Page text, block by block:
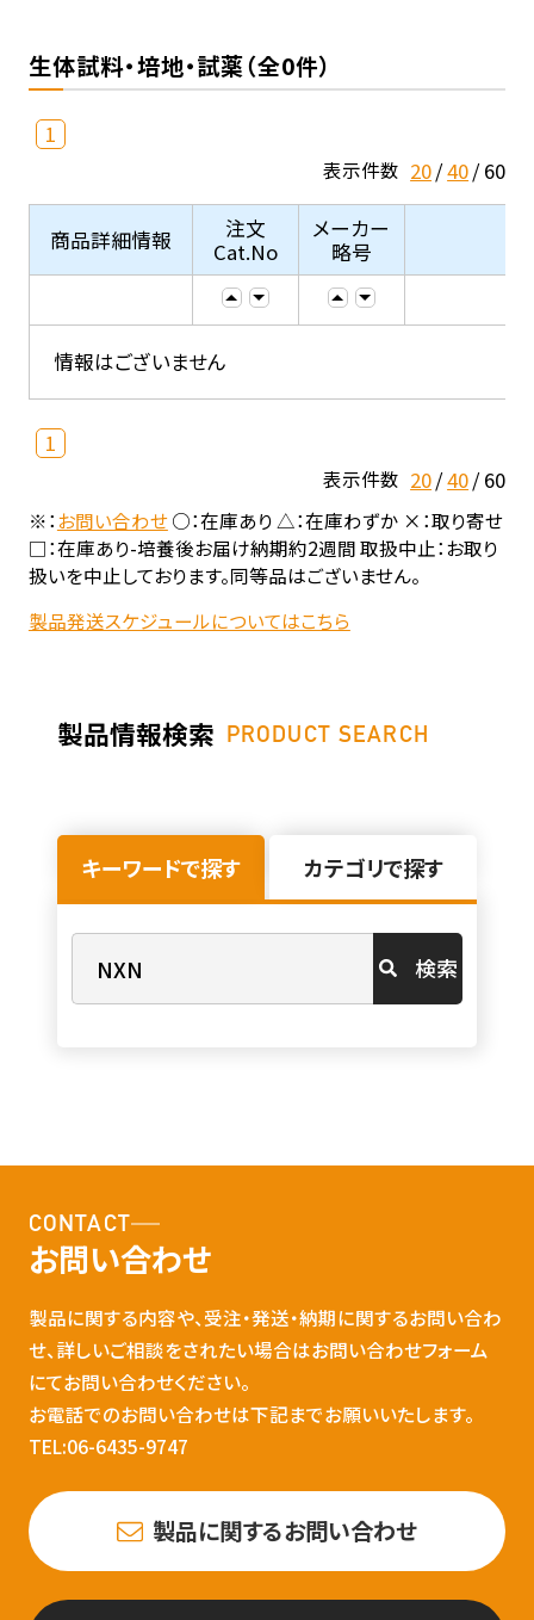
生体試料・培地・試薬（全0件）
1
表示件数 20 40 60
商品詳細情報
注文
Cat.No
メーカー
略号
情報はございません
1
表示件数 20 40 60
※：お問い合わせ○：在庫あり △：在庫わずか ×：取り寄せ
□：在庫あり-培養後お届け納期約2週間 取扱中止：お取り
扱いを中止しております。同等品はございません。
製品発送スケジュールについてはこちら
製品情報検索 PRODUCT SEARCH
キーワードで探す カテゴリで探す
検索
CONTACT
お問い合わせ
製品に関する内容や、受注・発送・納期に関するお問い合わ
せ、詳しいご相談をされたい場合はお問い合わせフォーム
にてお問い合わせください。
お電話でのお問い合わせは下記までお願いいたします。
TEL:06-6435-9747
製品に関するお問い合わせ